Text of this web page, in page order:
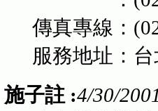
傳真專線：
服務地址：
施子註 :4/30/